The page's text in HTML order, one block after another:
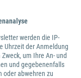
werden die IP-
Uhrzeit der Anmeldung
um Ihre An- und
und gegebenenfalls
oder abwehren zu